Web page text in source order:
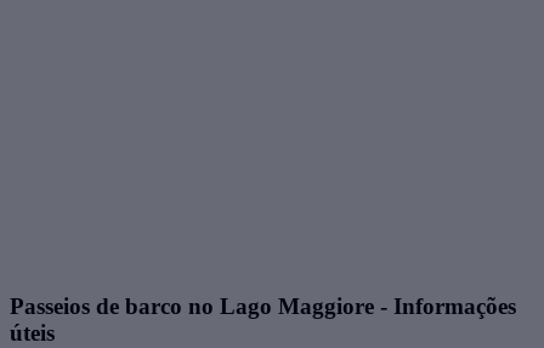
Passeios de barco no Lago Maggiore - Informações
úteis